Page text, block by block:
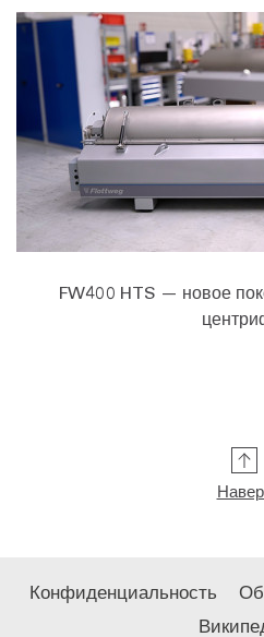
FW400 HTS — новое
Конфиденциальность